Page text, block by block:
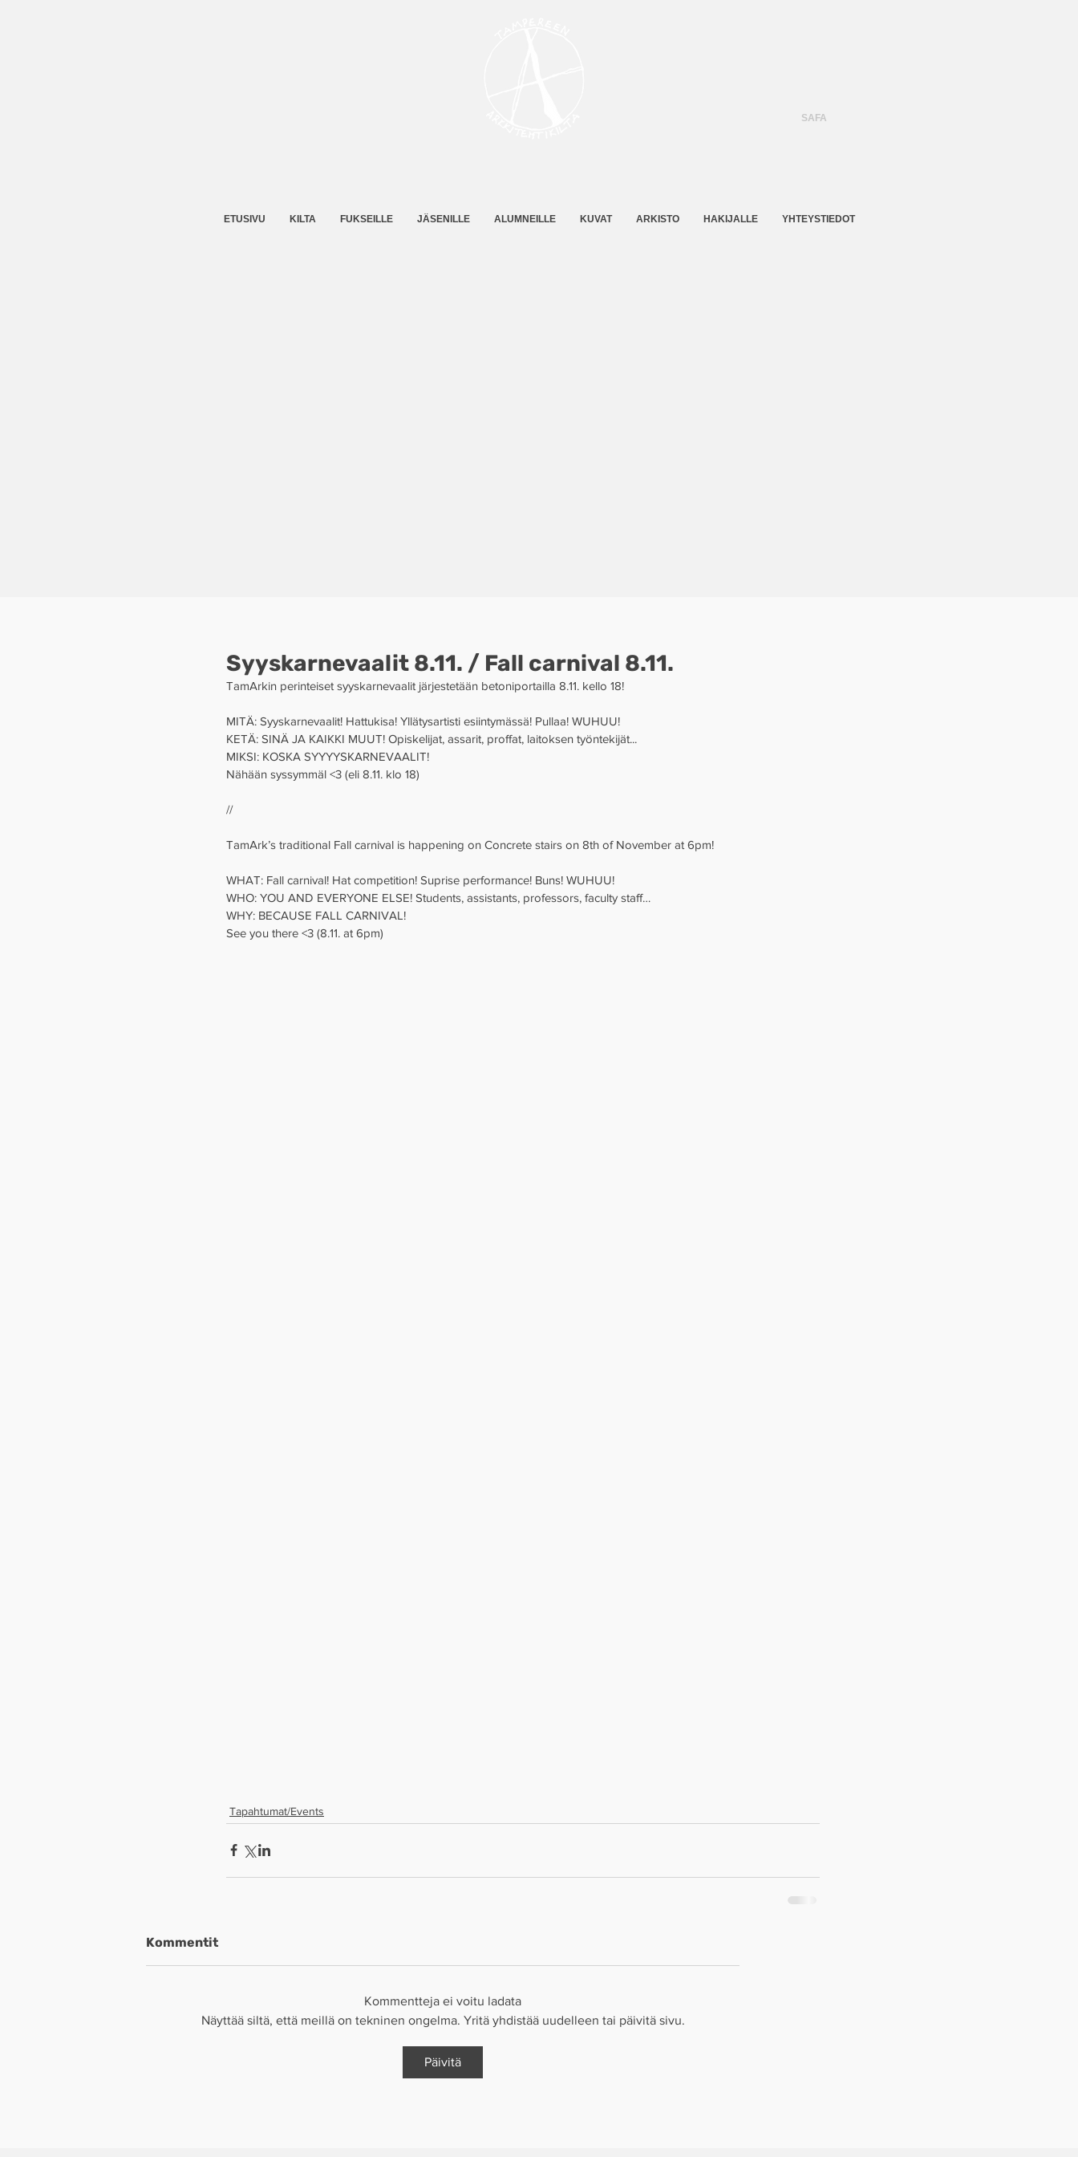
SAFA
Syyskarnevaalit 8.11. / Fall carnival 8.11.
TamArkin perinteiset syyskarnevaalit järjestetään betoniportailla 8.11. kello 18!
MITÄ: Syyskarnevaalit! Hattukisa! Yllätysartisti esiintymässä! Pullaa! WUHUU!
KETÄ: SINÄ JA KAIKKI MUUT! Opiskelijat, assarit, proffat, laitoksen työntekijät...
MIKSI: KOSKA SYYYYSKARNEVAALIT!
Nähään syssymmäl <3 (eli 8.11. klo 18)
//
TamArk’s traditional Fall carnival is happening on Concrete stairs on 8th of November at 6pm!
WHAT: Fall carnival! Hat competition! Suprise performance! Buns! WUHUU!
WHO: YOU AND EVERYONE ELSE! Students, assistants, professors, faculty staff…
WHY: BECAUSE FALL CARNIVAL!
See you there <3 (8.11. at 6pm)
Tapahtumat/Events
Kommentit
Kommentteja ei voitu ladata
Näyttää siltä, että meillä on tekninen ongelma. Yritä yhdistää uudelleen tai päivitä sivu.
Päivitä
ETUSIVU KILTA FUKSEILLE JÄSENILLE ALUMNEILLE KUVAT ARKISTO HAKIJALLE YHTEYSTIEDOT